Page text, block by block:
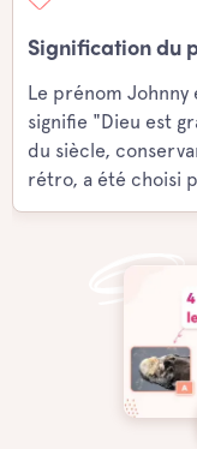
Signification du
Le prénom
signifie "Dieu est
du siècle,
rétro, a été choisi